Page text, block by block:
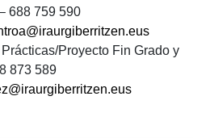
688 759 590
Proyecto Fin Grado y
873 589